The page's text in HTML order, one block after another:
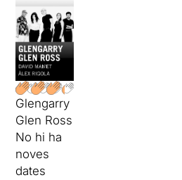
Glengarry
Glen Ross
No hi ha
noves
dates